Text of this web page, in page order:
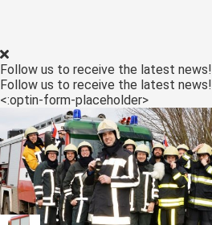
Follow us to receive the latest news!
Follow us to receive the latest news!
<:optin-form-placeholder>